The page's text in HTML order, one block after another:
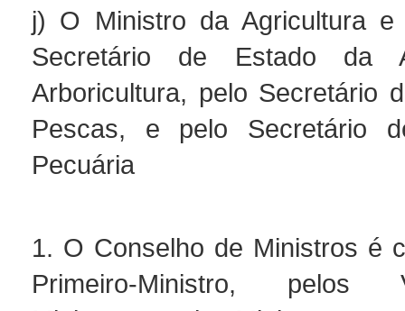
j) O Ministro da Agricultura e
Secretário de Estado da
Arboricultura, pelo Secretário
Pescas, e pelo Secretário
Pecuária
1. O Conselho de Ministros é
Primeiro-Ministro, pelos